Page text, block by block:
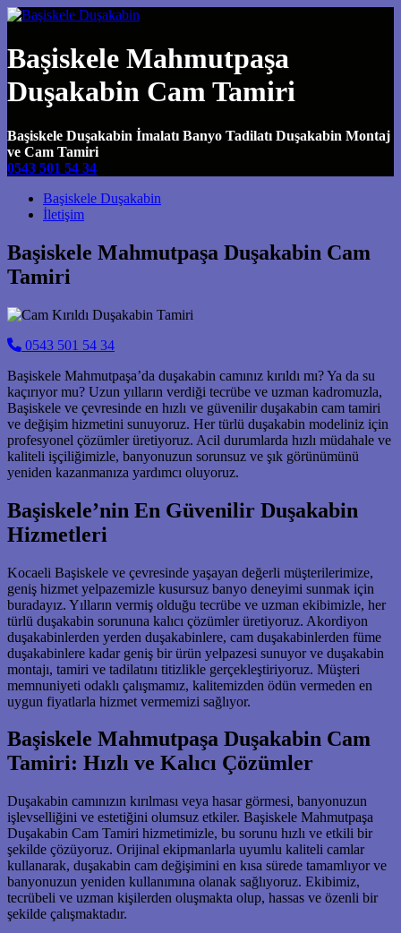
Başiskele Mahmutpaşa
Duşakabin Cam Tamiri
Başiskele Duşakabin İmalatı Banyo Tadilatı Duşakabin Montaj
ve Cam Tamiri
0543 501 54 34
Main Navigation
Başiskele Duşakabin
İletişim
Başiskele Mahmutpaşa Duşakabin Cam
Tamiri
0543 501 54 34
Başiskele Mahmutpaşa’da duşakabin camınız kırıldı mı? Ya da su
kaçırıyor mu? Uzun yılların verdiği tecrübe ve uzman kadromuzla,
Başiskele ve çevresinde en hızlı ve güvenilir duşakabin cam tamiri
ve değişim hizmetini sunuyoruz. Her türlü duşakabin modeliniz için
profesyonel çözümler üretiyoruz. Acil durumlarda hızlı müdahale ve
kaliteli işçiliğimizle, banyonuzun sorunsuz ve şık görünümünü
yeniden kazanmanıza yardımcı oluyoruz.
Başiskele’nin En Güvenilir Duşakabin
Hizmetleri
Kocaeli Başiskele ve çevresinde yaşayan değerli müşterilerimize,
geniş hizmet yelpazemizle kusursuz banyo deneyimi sunmak için
buradayız. Yılların vermiş olduğu tecrübe ve uzman ekibimizle, her
türlü duşakabin sorununa kalıcı çözümler üretiyoruz. Akordiyon
duşakabinlerden yerden duşakabinlere, cam duşakabinlerden füme
duşakabinlere kadar geniş bir ürün yelpazesi sunuyor ve duşakabin
montajı, tamiri ve tadilatını titizlikle gerçekleştiriyoruz. Müşteri
memnuniyeti odaklı çalışmamız, kalitemizden ödün vermeden en
uygun fiyatlarla hizmet vermemizi sağlıyor.
Başiskele Mahmutpaşa Duşakabin Cam
Tamiri: Hızlı ve Kalıcı Çözümler
Duşakabin camınızın kırılması veya hasar görmesi, banyonuzun
işlevselliğini ve estetiğini olumsuz etkiler. Başiskele Mahmutpaşa
Duşakabin Cam Tamiri hizmetimizle, bu sorunu hızlı ve etkili bir
şekilde çözüyoruz. Orijinal ekipmanlarla uyumlu kaliteli camlar
kullanarak, duşakabin cam değişimini en kısa sürede tamamlıyor ve
banyonuzun yeniden kullanımına olanak sağlıyoruz. Ekibimiz,
tecrübeli ve uzman kişilerden oluşmakta olup, hassas ve özenli bir
şekilde çalışmaktadır.